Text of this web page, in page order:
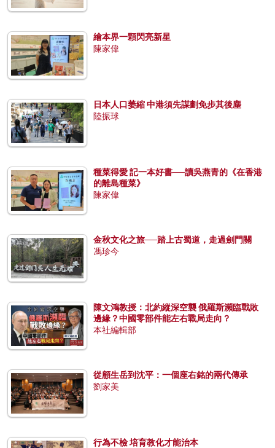
繪本界一顆閃亮新星
陳家偉
日本人口萎縮 中港須先謀劃免步其後塵
陸振球
種菜得愛 記一本好書──讀吳燕青的《在香港
的離島種菜》
陳家偉
金秋文化之旅──踏上古蜀道，走過劍門關
馮珍今
陳文鴻教授：北約縱深空襲 俄羅斯瀕臨戰敗
邊緣？中國零部件能左右戰局走向？
本社編輯部
從顧生岳到沈平：一個座右銘的兩代傳承
劉家美
行為不檢 培育教化才能治本